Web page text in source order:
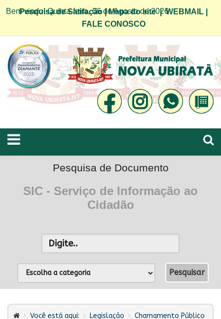
Bem vindo! Quinta-feira, 06 de Agosto de 2026
Pesquisa de Satifação|Mapa do site|WEBMAIL
FALE CONOSCO
Pesquisa de Documento
SIC - Serviço de Informação ao
Cidadão
Você está aqui: Legislação
Chamamento Público